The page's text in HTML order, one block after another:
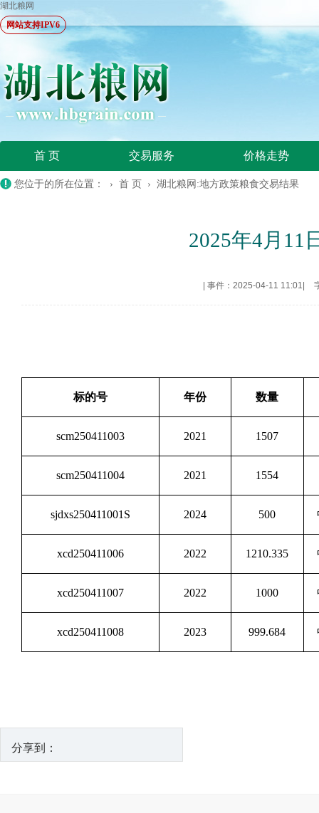
湖北粮网
网站支持IPV6
首 页 交易服务 价格走势
您位于的所在位置： › 首 页 › 湖北粮网:地方政策粮食交易结果
2025年4月11
事件：2025-04-11 11:01
标的号 年份 数量
scm250411003 2021 1507
scm250411004 2021 1554
sjdxs250411001S 2024 500
xcd250411006 2022 1210.335
xcd250411007 2022 1000
xcd250411008 2023 999.684
分享到：